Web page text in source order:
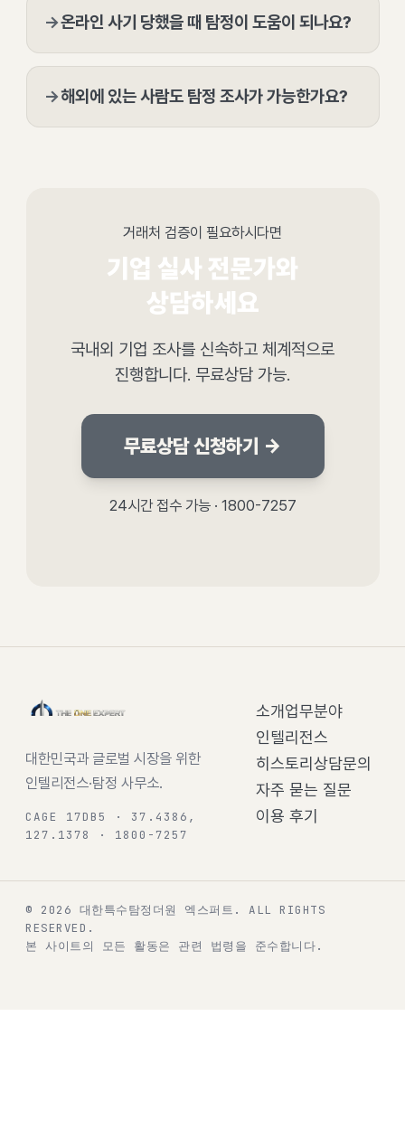
→온라인 사기 당했을 때 탐정이 도움이 되나요?
→해외에 있는 사람도 탐정 조사가 가능한가요?
거래처 검증이 필요하시다면
기업 실사 전문가와
상담하세요
국내외 기업 조사를 신속하고 체계적으로
진행합니다. 무료상담 가능.
무료상담 신청하기 →
24시간 접수 가능 · 1800-7257
대한민국과 글로벌 시장을 위한
인텔리전스·탐정 사무소.
CAGE 17DB5 · 37.4386,
127.1378 · 1800-7257
소개업무분야
인텔리전스
히스토리상담문의
자주 묻는 질문
이용 후기
© 2026 대한특수탐정더원 엑스퍼트.
ALL RIGHTS
RESERVED.
본 사이트의 모든 활동은 관련 법령을 준수합니다.